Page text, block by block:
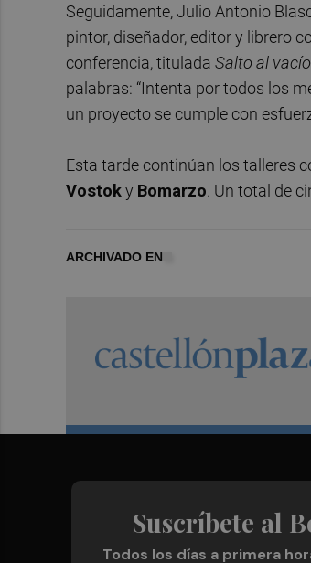
Seguidamente, Julio Antonio
pintor, diseñador, editor y librero
conferencia, titulada Salto al vacío
palabras: “Intenta por todos los
un proyecto se cumple con
Esta tarde continúan los talleres
Vostoky Bomarzo. Un total de
ARCHIVADO EN
Suscríbete al
Todos los días a primera